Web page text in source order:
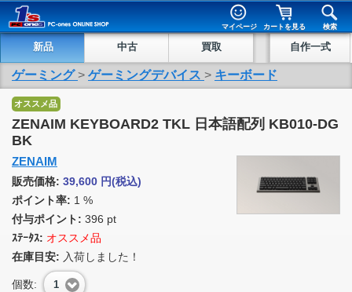
マイページ カートを見る 検索
新品 中古 買取 自作一式
ゲーミング > ゲーミングデバイス > キーボード
オススメ品
ZENAIM KEYBOARD2 TKL 日本語配列 KB010-DG
BK
ZENAIM
販売価格: 39,600 円(税込)
ポイント率: 1 %
付与ポイント: 396 pt
ｽﾃｰﾀｽ: オススメ品
在庫目安: 入荷しました！
個数: 1